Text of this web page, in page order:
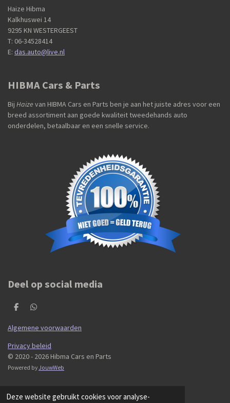
Deze website gebruikt cookies voor analyse-
Haize Hibma
Kalkhuswei 14
9295 KN WESTERGEEST
T: 06-34528414
E: das.auto@live.nl
HIBMA Cars & Parts
Bij Haizevan HIBMA Cars en Parts ben je aan het juiste adres voor een
breed assortiment aan goede kwaliteit tweedehands auto
onderdelen, betaalbaar en een snelle service.
Deel op social media
D
l
e
D
l
e
Algemene voorwaarden
Privacy beleid
© 2020 - 2026 Hibma Cars en Parts
Powered by JouwWeb